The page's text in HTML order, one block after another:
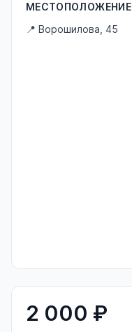
МЕСТОПОЛОЖЕНИЕ
📍 Ворошилова, 45
2 000 ₽